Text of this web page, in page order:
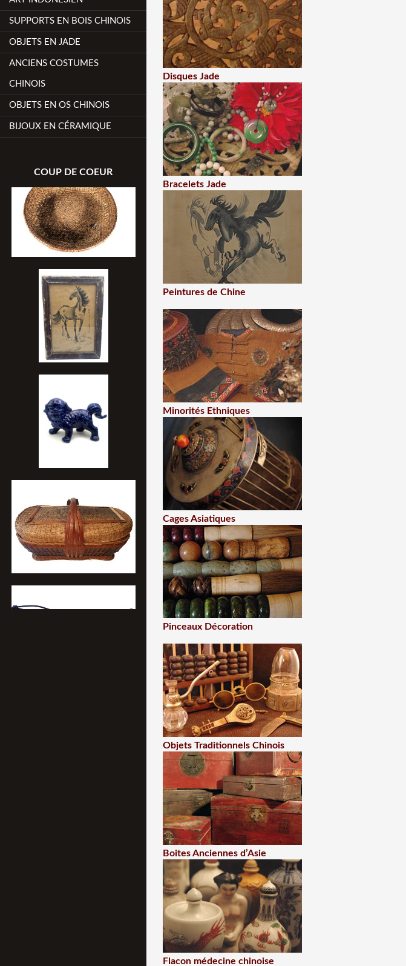
SUPPORTS EN BOIS CHINOIS
OBJETS EN JADE
ANCIENS COSTUMES
CHINOIS
OBJETS EN OS CHINOIS
BIJOUX EN CÉRAMIQUE
COUP DE COEUR
Disques Jade
Bracelets Jade
Peintures de Chine
Minorités Ethniques
Cages Asiatiques
Pinceaux Décoration
Objets Traditionnels Chinois
Boites Anciennes d’Asie
Flacon médecine chinoise